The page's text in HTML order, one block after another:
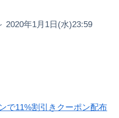
2020年1月1日(水)23:59
で11%割引きクーポン配布